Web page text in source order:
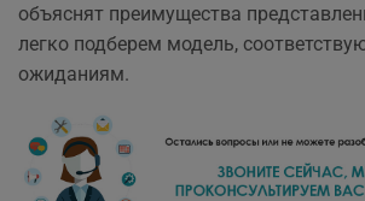
объяснят преимущества
легко подберем модель,
ожиданиям.